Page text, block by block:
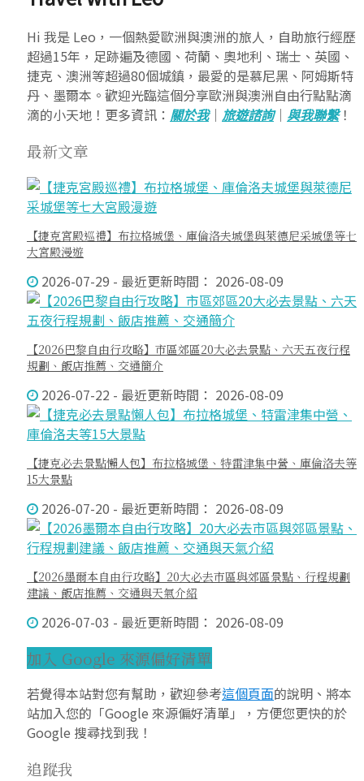
Hi 我是 Leo，一個熱愛歐洲與澳洲的旅人，自助旅行經歷
超過15年，足跡遍及德國、荷蘭、奧地利、瑞士、英國、
捷克、澳洲等超過80個城鎮，最愛的是慕尼黑、阿姆斯特
丹、墨爾本。歡迎光臨這個分享歐洲與澳洲自由行點點滴
滴的小天地！更多資訊： 關於我｜ 旅遊諮詢｜ 與我聯繫！
最新文章
【捷克宮殿巡禮】布拉格城堡、庫倫洛夫城堡與萊德尼采城堡等七
大宮殿漫遊
2026-07-29 - 最近更新時間： 2026-08-09
【2026巴黎自由行攻略】市區郊區20大必去景點、六天五夜行程
規劃、飯店推薦、交通簡介
2026-07-22 - 最近更新時間： 2026-08-09
【捷克必去景點懶人包】布拉格城堡、特雷津集中營、庫倫洛夫等
15大景點
2026-07-20 - 最近更新時間： 2026-08-09
【2026墨爾本自由行攻略】20大必去市區與郊區景點、行程規劃
建議、飯店推薦、交通與天氣介紹
2026-07-03 - 最近更新時間： 2026-08-09
加入 Google 來源偏好清單
若覺得本站對您有幫助，歡迎參考這個頁面的說明、將本
站加入您的「Google 來源偏好清單」，方便您更快的於
Google 搜尋找到我！
追蹤我